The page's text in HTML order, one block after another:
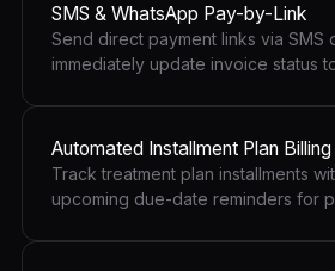
SMS & WhatsApp Pay-by-Link
Send direct payment links via SMS
immediately update invoice status
Automated Installment Plan Billing
Track treatment plan installments
upcoming due-date reminders for